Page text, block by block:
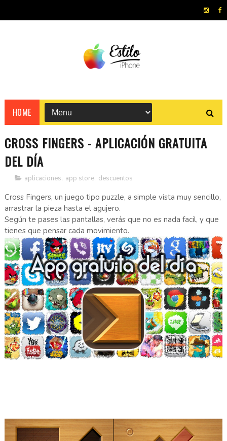
HOME
CROSS FINGERS - APLICACIÓN GRATUITA
DEL DÍA
aplicaciones, app store, descuentos
Cross Fingers, un juego tipo puzzle, a simple vista muy sencillo,
arrastrar la pieza hasta el agujero.
Según te pases las pantallas, verás que no es nada facil, y que
tienes que pensar cada movimiento.